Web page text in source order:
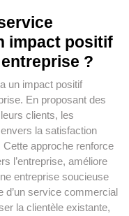
impact positif
?
un impact positif
En proposant des
clients, les
la satisfaction
Cette approche renforce
l’entreprise, améliore
entreprise soucieuse
d’un service commercial
la clientèle existante,